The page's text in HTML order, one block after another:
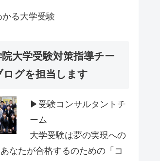
る大学受験
院大学受験対策指導チー
ログを担当します
▶受験コンサルタントチ
ーム
大学受験は夢の実現への
なたが合格するのための「コ